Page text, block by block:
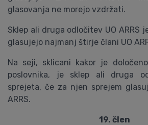
glasovanja ne morejo vzdržati.
Sklep ali druga odločitev UO ARRS
glasujejo najmanj štirje člani UO
Na seji, sklicani kakor je
poslovnika, je sklep ali druga
sprejeta, če za njen sprejem
ARRS.
19. člen